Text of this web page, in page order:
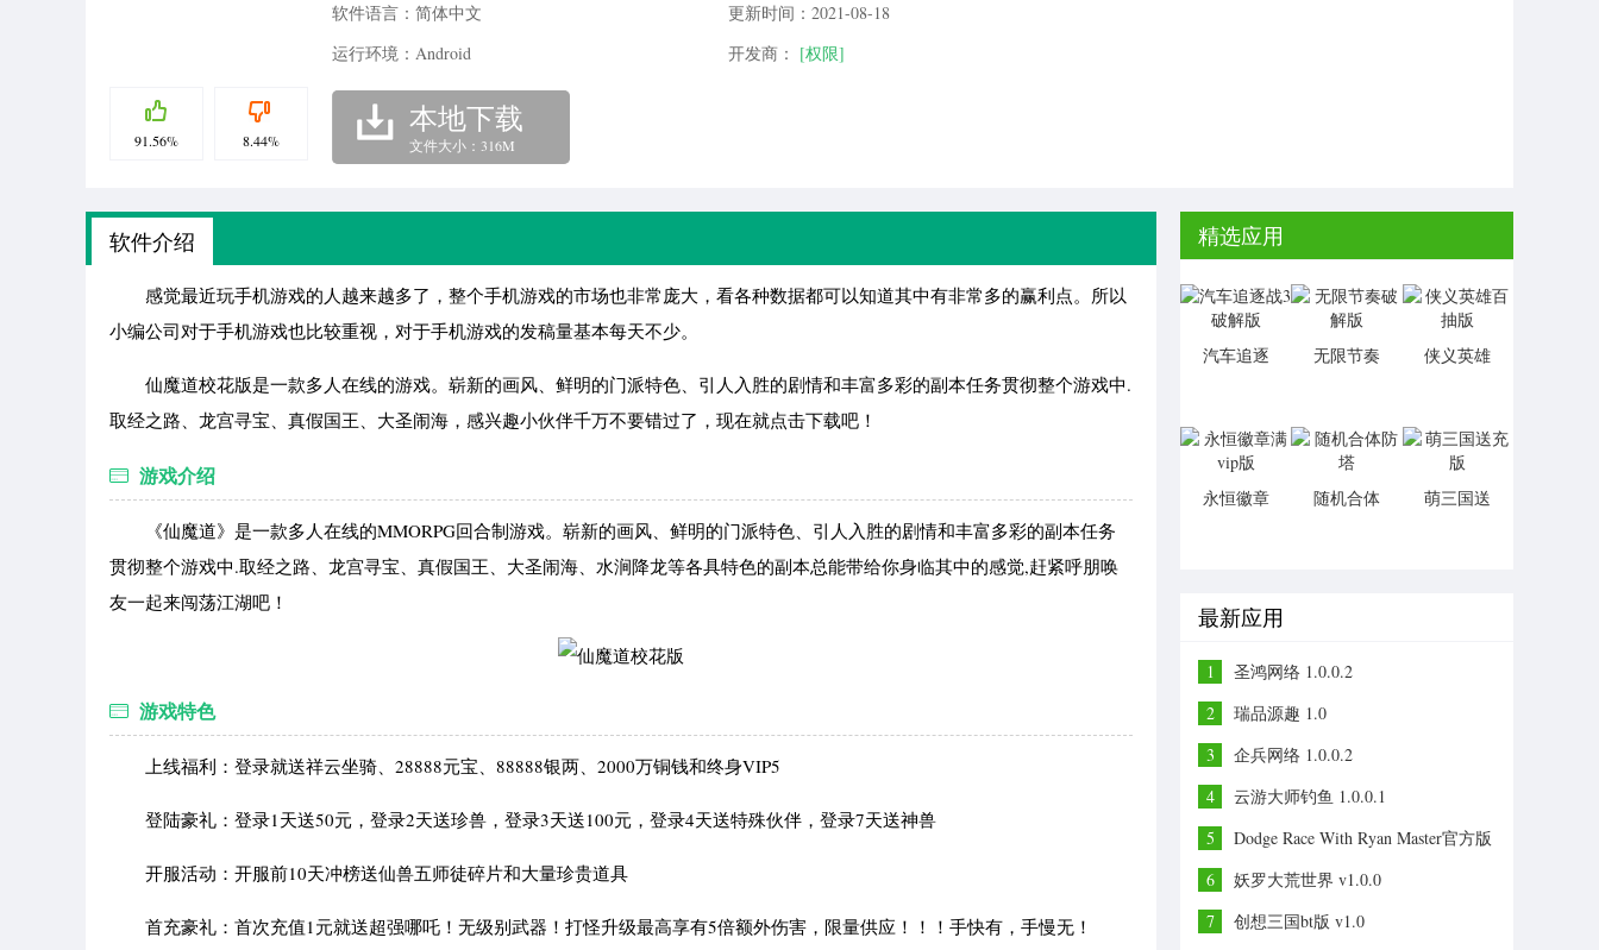
91.56% 8.44%
软件语言：简体中文
更新时间：2021-08-18
运行环境：Android
开发商： [权限]
本地下载
文件大小：316M
软件介绍
感觉最近玩手机游戏的人越来越多了，整个手机游戏的市场也非常庞大，看各种数据都可以知道其中有非常多的赢利点。所以
小编公司对于手机游戏也比较重视，对于手机游戏的发稿量基本每天不少。
仙魔道校花版是一款多人在线的游戏。崭新的画风、鲜明的门派特色、引人入胜的剧情和丰富多彩的副本任务贯彻整个游戏中.
取经之路、龙宫寻宝、真假国王、大圣闹海，感兴趣小伙伴千万不要错过了，现在就点击下载吧！
游戏介绍
《仙魔道》是一款多人在线的MMORPG回合制游戏。崭新的画风、鲜明的门派特色、引人入胜的剧情和丰富多彩的副本任务
贯彻整个游戏中.取经之路、龙宫寻宝、真假国王、大圣闹海、水涧降龙等各具特色的副本总能带给你身临其中的感觉,赶紧呼朋唤
友一起来闯荡江湖吧！
游戏特色
上线福利：登录就送祥云坐骑、28888元宝、88888银两、2000万铜钱和终身VIP5
登陆豪礼：登录1天送50元，登录2天送珍兽，登录3天送100元，登录4天送特殊伙伴，登录7天送神兽
开服活动：开服前10天冲榜送仙兽五师徒碎片和大量珍贵道具
首充豪礼：首次充值1元就送超强哪吒！无级别武器！打怪升级最高享有5倍额外伤害，限量供应！！！手快有，手慢无！
精选应用
汽车追逐
无限节奏
侠义英雄
永恒徽章
随机合体
萌三国送
最新应用
1
圣鸿网络 1.0.0.2
2
瑞品源趣 1.0
3
企兵网络 1.0.0.2
4
云游大师钓鱼 1.0.0.1
5
Dodge Race With Ryan Master官方版
6
妖罗大荒世界 v1.0.0
7
创想三国bt版 v1.0